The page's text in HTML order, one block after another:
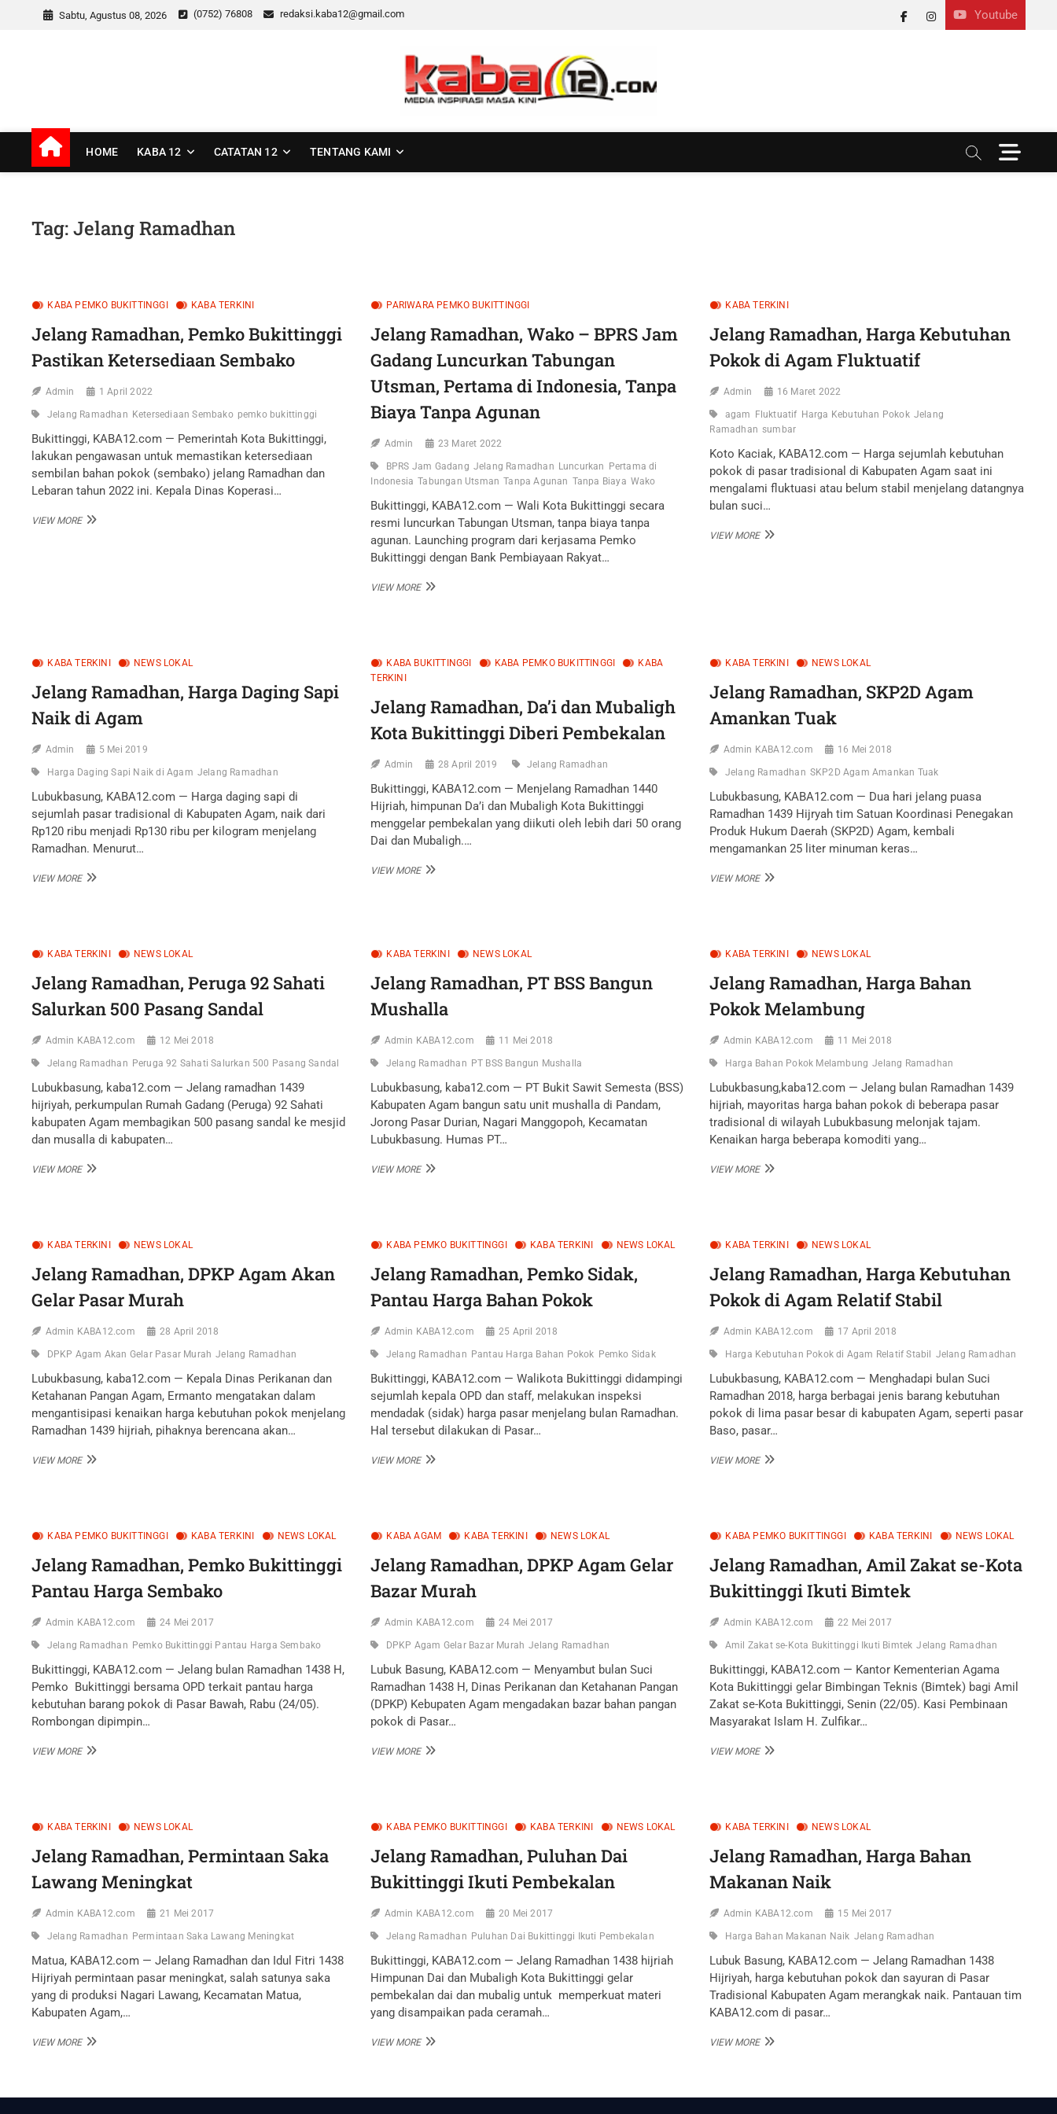
Sabtu, Agustus 08, 2026 (0752) 76808 redaksi.kaba12@gmail.com Youtube
facebook
instagram
kaba12
HOME KABA 12 CATATAN 12 TENTANG KAMI
M
e
n
Tag:Jelang Ramadhan
KABA PEMKO BUKITTINGGI KABA TERKINI
Jelang Ramadhan, Pemko Bukittinggi
Pastikan Ketersediaan Sembako
Admin 1 April 2022
Jelang Ramadhan Ketersediaan Sembako pemko bukittinggi
Bukittinggi, KABA12.com — Pemerintah Kota Bukittinggi,
lakukan pengawasan untuk memastikan ketersediaan
sembilan bahan pokok (sembako) jelang Ramadhan dan
Lebaran tahun 2022 ini. Kepala Dinas Koperasi…
VIEW MOREJELANG
PARIWARA PEMKO BUKITTINGGI
Jelang Ramadhan, Wako – BPRS Jam
Gadang Luncurkan Tabungan
Utsman, Pertama di Indonesia, Tanpa
Biaya Tanpa Agunan
Admin 23 Maret 2022
BPRS Jam Gadang Jelang Ramadhan Luncurkan
Pertama di
Indonesia Tabungan Utsman Tanpa Agunan Tanpa Biaya Wako
Bukittinggi, KABA12.com — Wali Kota Bukittinggi secara
resmi luncurkan Tabungan Utsman, tanpa biaya tanpa
agunan. Launching program dari kerjasama Pemko
Bukittinggi dengan Bank Pembiayaan Rakyat…
VIEW MOREJELANG
GADANG
UTSMAN,
PERTAMA
DI
TANPA
BIAYA
TANPA
AGUNAN
KABA TERKINI
Jelang Ramadhan, Harga Kebutuhan
Pokok di Agam Fluktuatif
Admin 16 Maret 2022
agam Fluktuatif Harga Kebutuhan Pokok Jelang
Ramadhan sumbar
Koto Kaciak, KABA12.com — Harga sejumlah kebutuhan
pokok di pasar tradisional di Kabupaten Agam saat ini
mengalami fluktuasi atau belum stabil menjelang datangnya
bulan suci…
VIEW MOREJELANG
KABA TERKINI NEWS LOKAL
Jelang Ramadhan, Harga Daging Sapi
Naik di Agam
Admin 5 Mei 2019
Harga Daging Sapi Naik di Agam Jelang Ramadhan
Lubukbasung, KABA12.com — Harga daging sapi di
sejumlah pasar tradisional di Kabupaten Agam, naik dari
Rp120 ribu menjadi Rp130 ribu per kilogram menjelang
Ramadhan. Menurut…
VIEW MOREJELANG
DI
AGAM
KABA BUKITTINGGI KABA PEMKO BUKITTINGGI
KABA
TERKINI
Jelang Ramadhan, Da’i dan Mubaligh
Kota Bukittinggi Diberi Pembekalan
Admin 28 April 2019 Jelang Ramadhan
Bukittinggi, KABA12.com — Menjelang Ramadhan 1440
Hijriah, himpunan Da’i dan Mubaligh Kota Bukittinggi
menggelar pembekalan yang diikuti oleh lebih dari 50 orang
Dai dan Mubaligh.…
VIEW MOREJELANG
BUKITTINGGI
PEMBEKALAN
KABA TERKINI NEWS LOKAL
Jelang Ramadhan, SKP2D Agam
Amankan Tuak
Admin KABA12.com 16 Mei 2018
Jelang Ramadhan SKP2D Agam Amankan Tuak
Lubukbasung, KABA12.com — Dua hari jelang puasa
Ramadhan 1439 Hijryah tim Satuan Koordinasi Penegakan
Produk Hukum Daerah (SKP2D) Agam, kembali
mengamankan 25 liter minuman keras…
VIEW MOREJELANG
KABA TERKINI NEWS LOKAL
Jelang Ramadhan, Peruga 92 Sahati
Salurkan 500 Pasang Sandal
Admin KABA12.com 12 Mei 2018
Jelang Ramadhan Peruga 92 Sahati Salurkan 500 Pasang Sandal
Lubukbasung, kaba12.com — Jelang ramadhan 1439
hijriyah, perkumpulan Rumah Gadang (Peruga) 92 Sahati
kabupaten Agam membagikan 500 pasang sandal ke mesjid
dan musalla di kabupaten…
VIEW MOREJELANG
500
PASANG
SANDAL
KABA TERKINI NEWS LOKAL
Jelang Ramadhan, PT BSS Bangun
Mushalla
Admin KABA12.com 11 Mei 2018
Jelang Ramadhan PT BSS Bangun Mushalla
Lubukbasung, kaba12.com — PT Bukit Sawit Semesta (BSS)
Kabupaten Agam bangun satu unit mushalla di Pandam,
Jorong Pasar Durian, Nagari Manggopoh, Kecamatan
Lubukbasung. Humas PT…
VIEW MOREJELANG
KABA TERKINI NEWS LOKAL
Jelang Ramadhan, Harga Bahan
Pokok Melambung
Admin KABA12.com 11 Mei 2018
Harga Bahan Pokok Melambung Jelang Ramadhan
Lubukbasung,kaba12.com — Jelang bulan Ramadhan 1439
hijriah, mayoritas harga bahan pokok di beberapa pasar
tradisional di wilayah Lubukbasung melonjak tajam.
Kenaikan harga beberapa komoditi yang…
VIEW MOREJELANG
KABA TERKINI NEWS LOKAL
Jelang Ramadhan, DPKP Agam Akan
Gelar Pasar Murah
Admin KABA12.com 28 April 2018
DPKP Agam Akan Gelar Pasar Murah Jelang Ramadhan
Lubukbasung, kaba12.com — Kepala Dinas Perikanan dan
Ketahanan Pangan Agam, Ermanto mengatakan dalam
mengantisipasi kenaikan harga kebutuhan pokok menjelang
Ramadhan 1439 hijriah, pihaknya berencana akan…
VIEW MOREJELANG
PASAR
MURAH
KABA PEMKO BUKITTINGGI KABA TERKINI NEWS LOKAL
Jelang Ramadhan, Pemko Sidak,
Pantau Harga Bahan Pokok
Admin KABA12.com 25 April 2018
Jelang Ramadhan Pantau Harga Bahan Pokok Pemko Sidak
Bukittinggi, KABA12.com — Walikota Bukittinggi didampingi
sejumlah kepala OPD dan staff, melakukan inspeksi
mendadak (sidak) harga pasar menjelang bulan Ramadhan.
Hal tersebut dilakukan di Pasar…
VIEW MOREJELANG
BAHAN
POKOK
KABA TERKINI NEWS LOKAL
Jelang Ramadhan, Harga Kebutuhan
Pokok di Agam Relatif Stabil
Admin KABA12.com 17 April 2018
Harga Kebutuhan Pokok di Agam Relatif Stabil Jelang Ramadhan
Lubukbasung, KABA12.com — Menghadapi bulan Suci
Ramadhan 2018, harga berbagai jenis barang kebutuhan
pokok di lima pasar besar di kabupaten Agam, seperti pasar
Baso, pasar…
VIEW MOREJELANG
AGAM
RELATIF
STABIL
KABA PEMKO BUKITTINGGI KABA TERKINI NEWS LOKAL
Jelang Ramadhan, Pemko Bukittinggi
Pantau Harga Sembako
Admin KABA12.com 24 Mei 2017
Jelang Ramadhan Pemko Bukittinggi Pantau Harga Sembako
Bukittinggi, KABA12.com — Jelang bulan Ramadhan 1438 H,
Pemko Bukittinggi bersama OPD terkait pantau harga
kebutuhan barang pokok di Pasar Bawah, Rabu (24/05).
Rombongan dipimpin…
VIEW MOREJELANG
SEMBAKO
KABA AGAM KABA TERKINI NEWS LOKAL
Jelang Ramadhan, DPKP Agam Gelar
Bazar Murah
Admin KABA12.com 24 Mei 2017
DPKP Agam Gelar Bazar Murah Jelang Ramadhan
Lubuk Basung, KABA12.com — Menyambut bulan Suci
Ramadhan 1438 H, Dinas Perikanan dan Ketahanan Pangan
(DPKP) Kebupaten Agam mengadakan bazar bahan pangan
pokok di Pasar…
VIEW MOREJELANG
MURAH
KABA PEMKO BUKITTINGGI KABA TERKINI NEWS LOKAL
Jelang Ramadhan, Amil Zakat se-Kota
Bukittinggi Ikuti Bimtek
Admin KABA12.com 22 Mei 2017
Amil Zakat se-Kota Bukittinggi Ikuti Bimtek Jelang Ramadhan
Bukittinggi, KABA12.com — Kantor Kementerian Agama
Kota Bukittinggi gelar Bimbingan Teknis (Bimtek) bagi Amil
Zakat se-Kota Bukittinggi, Senin (22/05). Kasi Pembinaan
Masyarakat Islam H. Zulfikar…
VIEW MOREJELANG
BUKITTINGGI
IKUTI
BIMTEK
KABA TERKINI NEWS LOKAL
Jelang Ramadhan, Permintaan Saka
Lawang Meningkat
Admin KABA12.com 21 Mei 2017
Jelang Ramadhan Permintaan Saka Lawang Meningkat
Matua, KABA12.com — Jelang Ramadhan dan Idul Fitri 1438
Hijriyah permintaan pasar meningkat, salah satunya saka
yang di produksi Nagari Lawang, Kecamatan Matua,
Kabupaten Agam,…
VIEW MOREJELANG
LAWANG
KABA PEMKO BUKITTINGGI KABA TERKINI NEWS LOKAL
Jelang Ramadhan, Puluhan Dai
Bukittinggi Ikuti Pembekalan
Admin KABA12.com 20 Mei 2017
Jelang Ramadhan Puluhan Dai Bukittinggi Ikuti Pembekalan
Bukittinggi, KABA12.com — Jelang Ramadhan 1438 hijriah
Himpunan Dai dan Mubaligh Kota Bukittinggi gelar
pembekalan dai dan mubalig untuk memperkuat materi
yang disampaikan pada ceramah…
VIEW MOREJELANG
BUKITTINGGI
KABA TERKINI NEWS LOKAL
Jelang Ramadhan, Harga Bahan
Makanan Naik
Admin KABA12.com 15 Mei 2017
Harga Bahan Makanan Naik Jelang Ramadhan
Lubuk Basung, KABA12.com — Jelang Ramadhan 1438
Hijriyah, harga kebutuhan pokok dan sayuran di Pasar
Tradisional Kabupaten Agam merangkak naik. Pantauan tim
KABA12.com di pasar…
VIEW MOREJELANG
MAKANAN